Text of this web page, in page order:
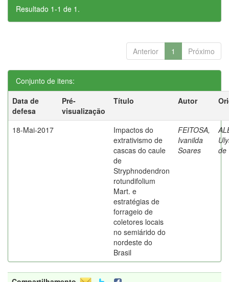
Resultado 1-1 de 1.
Anterior 1 Próximo
Conjunto de itens:
Data de
defesa
Pré-
visualização
Título Autor
18-Mai-2017
Impactos do
extrativismo de
cascas do caule
de
Stryphnodendron
rotundifolium
Mart. e
estratégias de
forrageio de
coletores locais
no semiárido do
nordeste do
Brasil
FEITOSA,
Ivanilda
Soares
de